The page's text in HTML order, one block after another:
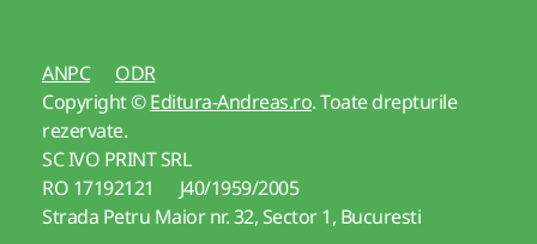
ANPC
ODR
Copyright ©Editura-Andreas.ro. Toate drepturile
rezervate.
SC IVO PRINT SRL
RO 17192121 J40/1959/2005
Strada Petru Maior nr. 32, Sector 1, Bucuresti